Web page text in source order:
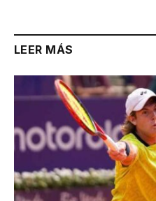
LEER MÁS